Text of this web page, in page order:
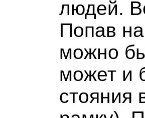
людей.
Попав
можно
может и
стояния